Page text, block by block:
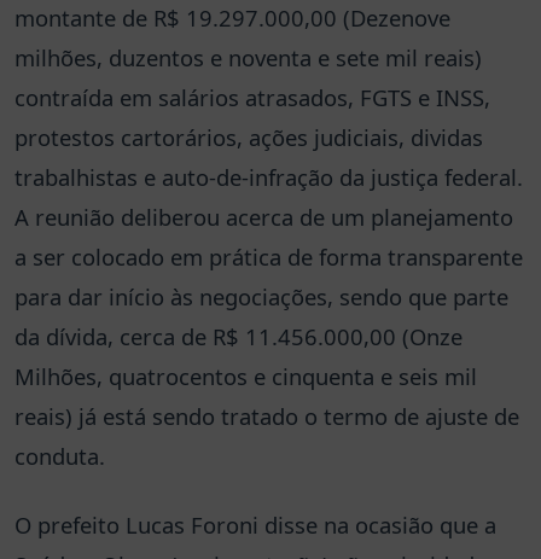
montante de R$ 19.297.000,00 (Dezenove
milhões, duzentos e noventa e sete mil reais)
contraída em salários atrasados, FGTS e INSS,
protestos cartorários, ações judiciais, dividas
trabalhistas e auto-de-infração da justiça federal.
A reunião deliberou acerca de um planejamento
a ser colocado em prática de forma transparente
para dar início às negociações, sendo que parte
da dívida, cerca de R$ 11.456.000,00 (Onze
Milhões, quatrocentos e cinquenta e seis mil
reais) já está sendo tratado o termo de ajuste de
conduta.
O prefeito Lucas Foroni disse na ocasião que a